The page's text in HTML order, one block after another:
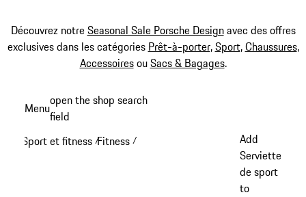
Découvrez notreSeasonal Sale Porsche Designavec des offres
exclusives dans les catégories Prêt-à-porter,Sport,Chaussures,
AccessoiresouSacs & Bagages.
principal
Menuopen the shop search
field
Sport et fitness /Fitness /
Add
Serviette
de sport
to